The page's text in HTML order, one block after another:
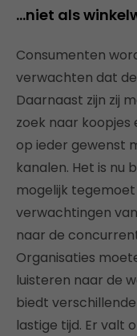
…niet als
Consumenten
verwachten dat
Daarnaast zijn zij
zoek naar
op ieder gewenst
kanalen. Het is nu
mogelijk
verwachtingen
naar de
Organisaties
luisteren naar de
biedt
lastige tijd. Er valt